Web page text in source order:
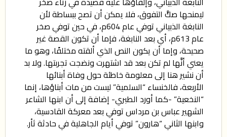
ليمنحها صكَّ التفوق، فلا يمكن أن تصح ببساطة لأن
النابغة الذبياني توفي عام 604م، في حين توفي صخر
عام 613م، أي بعد النابغة، فإما أن تكون القصة غير
صحيحة، وإما أن يكون النص الذي ألقته مختلفًا، وهو ما
يعني أنَّها لم تكن بعد قد اشتهرت ونضجت تجربتها. ولا بد
أن نشير هنا إلى معلومة خاطئة حول وفاة أبنائها
الأربعة، فالخنساء “السلمية” ليست من مات أبناؤها، إنما
“النخعية” -كما أورد الطبري- إضافة إلى أن ابنها الشاعر
الشهير عباس بن مرداس توفي بعد معركة القادسية،
وابنها الثاني “هارون” توفي أيام الجاهلية في حادثة ثأر.